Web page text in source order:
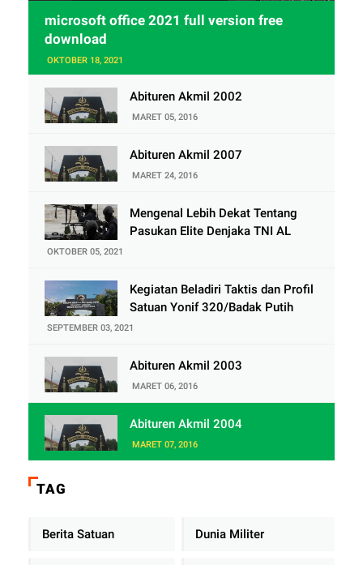
microsoft office 2021 full version free
download
OKTOBER 18, 2021
Abituren Akmil 2002
MARET 05, 2016
Abituren Akmil 2007
MARET 24, 2016
Mengenal Lebih Dekat Tentang
Pasukan Elite Denjaka TNI AL
OKTOBER 05, 2021
Kegiatan Beladiri Taktis dan Profil
Satuan Yonif 320/Badak Putih
SEPTEMBER 03, 2021
Abituren Akmil 2003
MARET 06, 2016
Abituren Akmil 2004
MARET 07, 2016
TAG
Berita Satuan Dunia Militer